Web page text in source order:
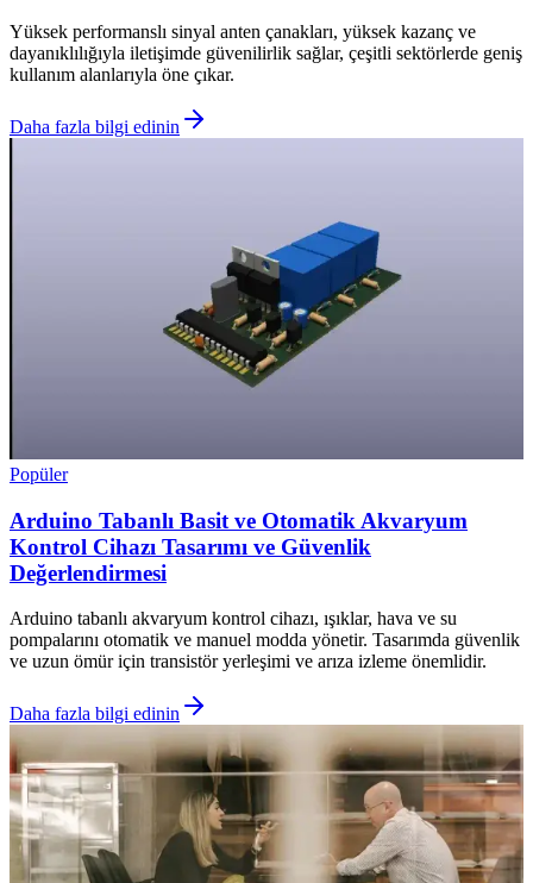
Yüksek performanslı sinyal anten çanakları, yüksek kazanç ve
dayanıklılığıyla iletişimde güvenilirlik sağlar, çeşitli sektörlerde geniş
kullanım alanlarıyla öne çıkar.
Daha fazla bilgi edinin
Popüler
Arduino Tabanlı Basit ve Otomatik Akvaryum
Kontrol Cihazı Tasarımı ve Güvenlik
Değerlendirmesi
Arduino tabanlı akvaryum kontrol cihazı, ışıklar, hava ve su
pompalarını otomatik ve manuel modda yönetir. Tasarımda güvenlik
ve uzun ömür için transistör yerleşimi ve arıza izleme önemlidir.
Daha fazla bilgi edinin